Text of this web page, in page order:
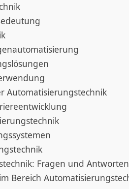
Automatisierungstechnik
Fragen und Antworten
Bereich